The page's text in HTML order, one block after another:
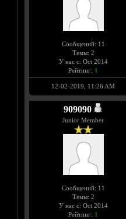
Сообщений: 11
Темы: 2
У нас с: Oct 2014
Рейтинг: 1
12-02-2019, 11:26 AM
909090
Junior Member
Сообщений: 11
Темы: 2
У нас с: Oct 2014
Рейтинг: 1